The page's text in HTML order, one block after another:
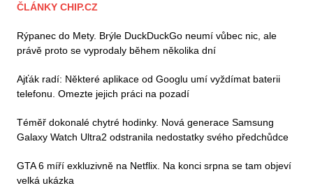
ČLÁNKY CHIP.CZ
Rýpanec do Mety. Brýle DuckDuckGo neumí vůbec nic, ale
právě proto se vyprodaly během několika dní
Ajťák radí: Některé aplikace od Googlu umí vyždímat baterii
telefonu. Omezte jejich práci na pozadí
Téměř dokonalé chytré hodinky. Nová generace Samsung
Galaxy Watch Ultra2 odstranila nedostatky svého předchůdce
GTA 6 míří exkluzivně na Netflix. Na konci srpna se tam objeví
velká ukázka